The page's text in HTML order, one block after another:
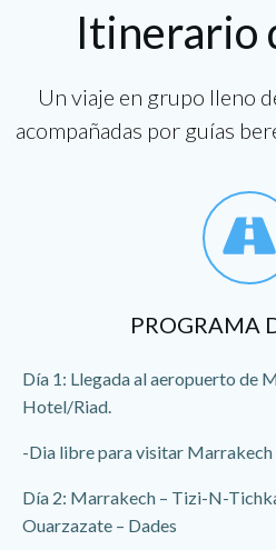
Itinerario
Un viaje en grupo lleno
acompañadas por guías
PROGRAMA
Día 1: Llegada al aeropuerto de
Hotel/Riad.
-Dia libre para visitar Marrakech
Día 2: Marrakech – Tizi-N-
Ouarzazate – Dades